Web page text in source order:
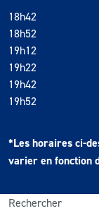
18h42
18h52
19h12
19h22
19h42
19h52
*Les horaires ci-
varier en fonction
Rechercher